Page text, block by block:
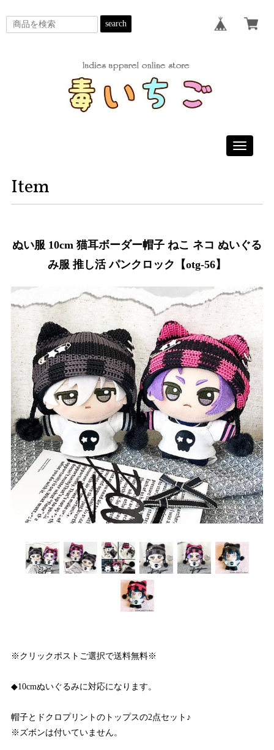
search
Toggle
Item
ぬい服 10cm 猫耳ボーダー帽子 ねこ ネコ ぬいぐる
み服 推し活 パンクロック【otg-56】
※クリックポストご選択で送料無料※
◆10cmぬいぐるみに対応になります。
帽子とドクロプリントのトップスの2点セット♪
※ズボンは付いていません。